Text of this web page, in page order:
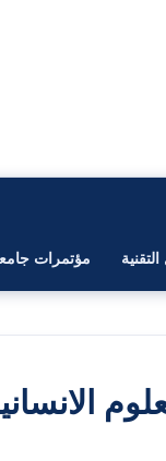
مؤتمرات